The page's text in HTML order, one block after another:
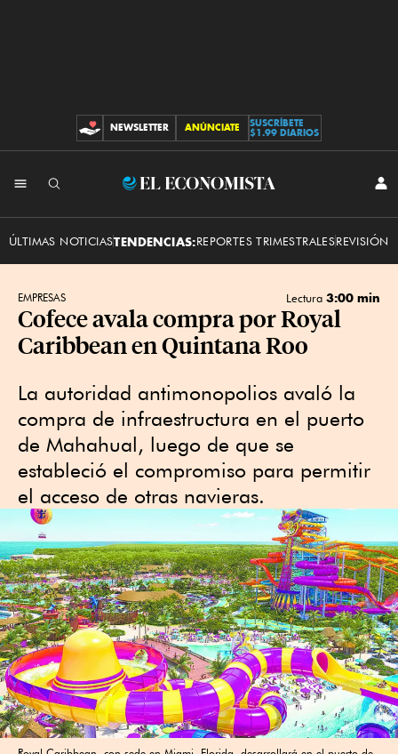
CONTRIBUCIONES
NEWSLETTER ANÚNCIATE
SUSCRÍBETE
$1.99 DIARIOS
El
ÚLTIMAS NOTICIASTENDENCIAS:REPORTES TRIMESTRALESREVISIÓN
EMPRESAS Lectura 3:00 min
Cofece avala compra por Royal
Caribbean en Quintana Roo
La autoridad antimonopolios avaló la
compra de infraestructura en el puerto
de Mahahual, luego de que se
estableció el compromiso para permitir
el acceso de otras navieras.